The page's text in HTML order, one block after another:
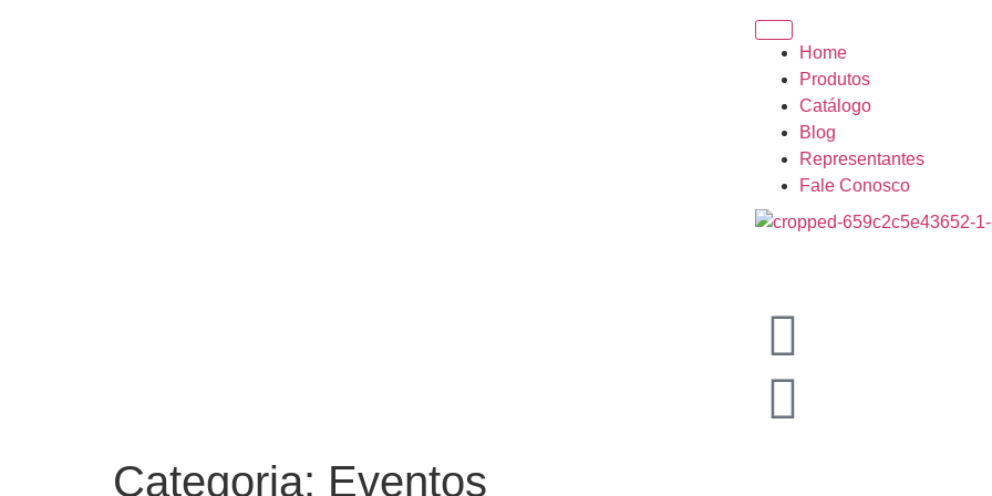
Home
Produtos
Catálogo
Blog
Representantes
Fale Conosco
Categoria: Eventos